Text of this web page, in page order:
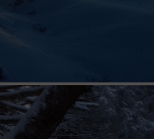
Sortie sur le plateau de Tré-le-Saix